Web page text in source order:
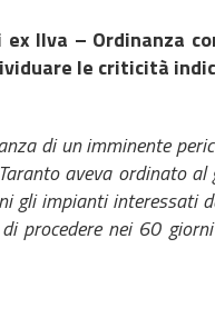
Ilva – Ordinanza
le criticità
di un imminente
aveva ordinato
gli impianti interessati
procedere nei 60